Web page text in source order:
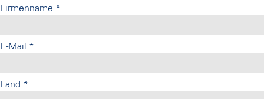
Firmenname *
E-Mail *
Land *